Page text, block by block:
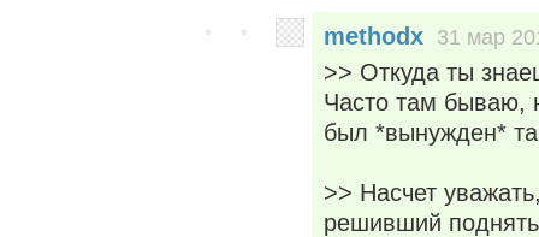
methodx 31 мар
>> Откуда ты
Часто там бываю,
был *вынужден*
>> Насчет
решивший